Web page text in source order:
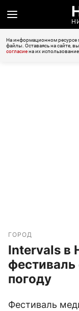
На информационном ресурсе
файлы. Оставаясь на сайте,
согласиена их использование.
ГОРОД
Intervals в
погоду
Фестиваль